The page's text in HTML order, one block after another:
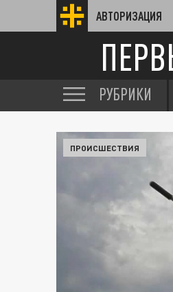
АВТОРИЗАЦИЯ
РУБРИКИ
ПРОИСШЕСТВИЯ